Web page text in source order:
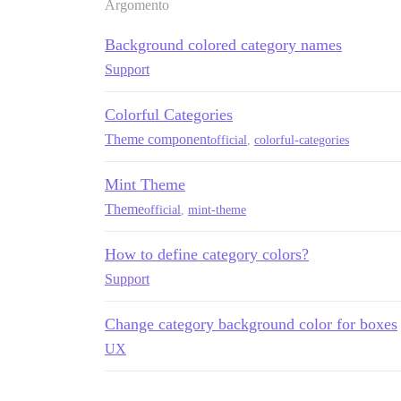
Argomento
Background colored category names
Support
Colorful Categories
Theme componentofficial colorful-categories
Mint Theme
Themeofficial mint-theme
How to define category colors?
Support
Change category background color for boxes
UX